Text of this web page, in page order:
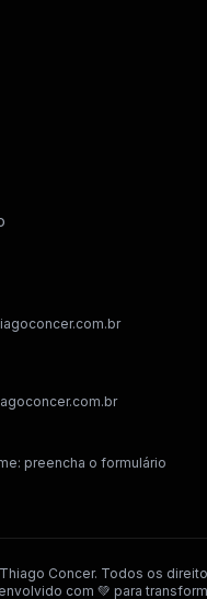
preencha o formulário
Thiago Concer. Todos os
com 💚 para